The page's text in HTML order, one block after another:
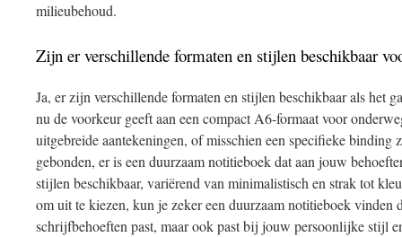
milieubehoud.
Zijn er verschillende formaten en stijlen beschikbaar
Ja, er zijn verschillende formaten en stijlen beschikbaar als het
nu de voorkeur geeft aan een compact A6-formaat voor
uitgebreide aantekeningen, of misschien een specifieke binding
gebonden, er is een duurzaam notitieboek dat aan jouw
stijlen beschikbaar, variërend van minimalistisch en strak tot
om uit te kiezen, kun je zeker een duurzaam notitieboek vinden
schrijfbehoeften past, maar ook past bij jouw persoonlijke stijl